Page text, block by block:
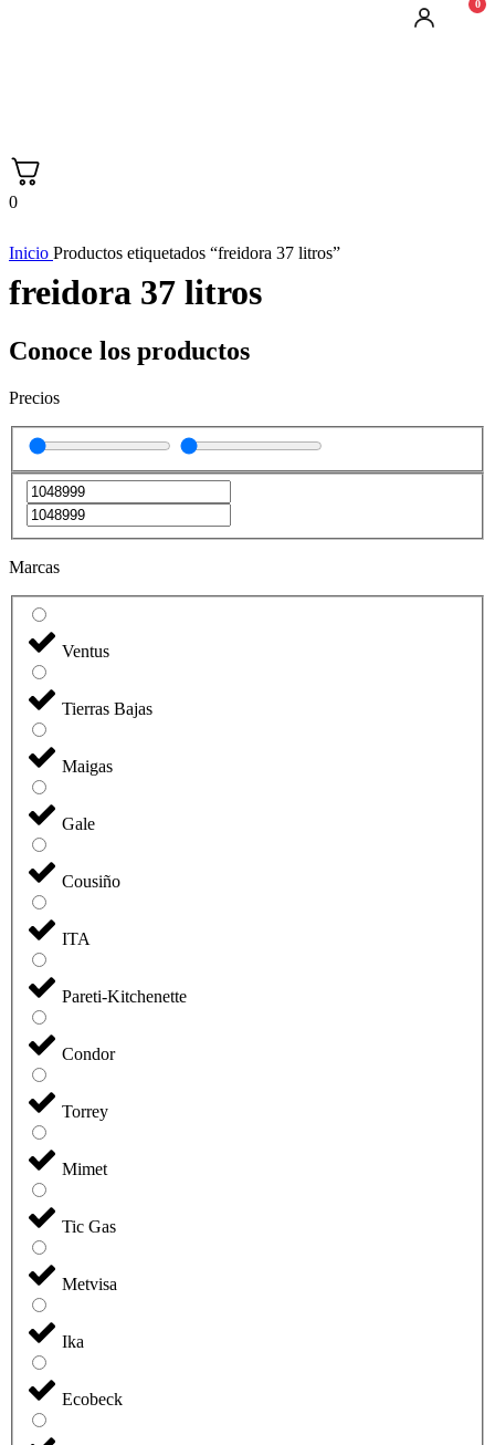
0
0
Inicio Productos etiquetados “freidora 37 litros”
freidora 37 litros
Conoce los productos
Precios
Marcas
Ventus
Tierras Bajas
Maigas
Gale
Cousiño
ITA
Pareti-Kitchenette
Condor
Torrey
Mimet
Tic Gas
Metvisa
Ika
Ecobeck